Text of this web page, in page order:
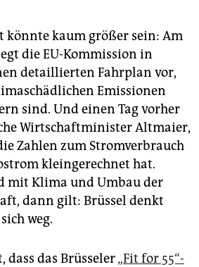
könnte kaum größer sein: Am
die EU-Kommission in
detaillierten Fahrplan vor,
Emissionen
sind. Und einen Tag vorher
Wirtschaftminister Altmaier,
Zahlen zum Stromverbrauch
kleingerechnet hat.
mit Klima und Umbau der
dann gilt: Brüssel denkt
weg.
dass das Brüsseler„Fit for 55“-